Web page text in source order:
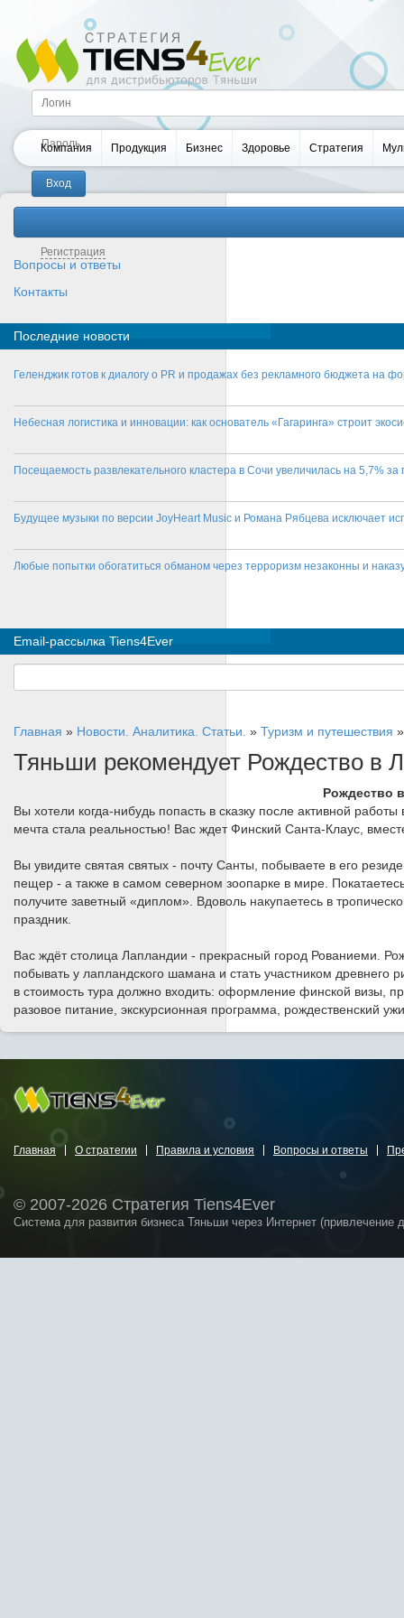
Регистрация
Компания Продукция Бизнес Здоровье Стратегия
Вопросы и ответы
Контакты
Последние новости
Геленджик готов к диалогу о PR и продажах без рекламного бюджета на
Небесная логистика и инновации: как основатель «Гагаринга» строит
Посещаемость развлекательного кластера в Сочи увеличилась на 5,7% за
Будущее музыки по версии JoyHeart Music и Романа Рябцева исключает
Любые попытки обогатиться обманом через терроризм незаконны и
Email-рассылка Tiens4Ever
Главная » Новости. Аналитика. Статьи. » Туризм и путешествия
Тяньши рекомендует Рождество в
Рождество
Вы хотели когда-нибудь попасть в сказку после активной
мечта стала реальностью! Вас ждет Финский Санта-Клаус,
Вы увидите святая святых - почту Санты, побываете в его
пещер - а также в самом северном зоопарке в мире.
получите заветный «диплом». Вдоволь накупаетесь в
праздник.
Вас ждёт столица Лапландии - прекрасный город Рованиеми.
побывать у лапландского шамана и стать участником
в стоимость тура должно входить: оформление финской визы,
разовое питание, экскурсионная программа, рождественский
Главная О стратегии Правила и условия Вопросы и ответы
© 2007-2026 Стратегия Tiens4Ever
Система для развития бизнеса Тяньши через Интернет (привлечение